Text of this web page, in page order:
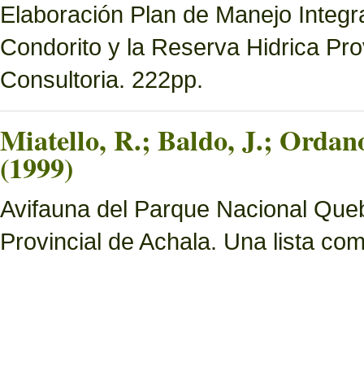
Elaboración Plan de Manejo
Condorito y la Reserva Hidrica
Consultoria. 222pp.
Miatello, R.; Baldo, J.;
(1999)
Avifauna del Parque Nacional
Provincial de Achala. Una lista